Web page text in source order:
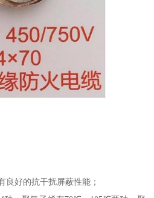
良好的抗干扰屏蔽性能；